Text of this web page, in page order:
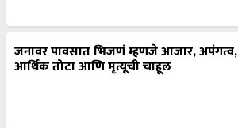
जनावर पावसात भिजणं म्हणजे आजार, अपंगत्व,
आर्थिक तोटा आणि मृत्यूची चाहूल